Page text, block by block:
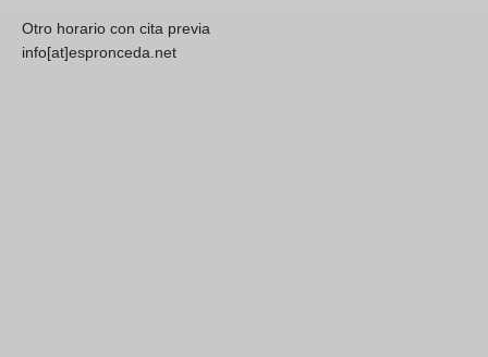
Otro horario con cita previa
info[at]espronceda.net